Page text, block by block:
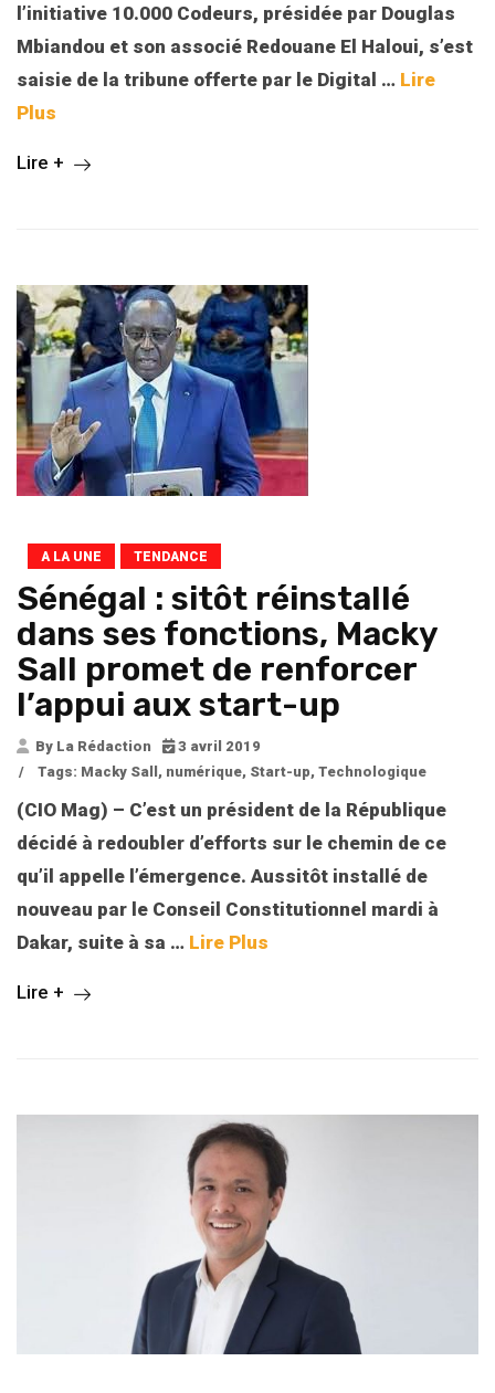
l’initiative 10.000 Codeurs, présidée par Douglas
Mbiandou et son associé Redouane El Haloui, s’est
saisie de la tribune offerte par le Digital … Lire
Plus
Lire +
A LA UNE TENDANCE
Sénégal : sitôt réinstallé
dans ses fonctions, Macky
Sall promet de renforcer
l’appui aux start-up
By La Rédaction
3 avril 2019
/
Tags: Macky Sall, numérique, Start-up, Technologique
(CIO Mag) – C’est un président de la République
décidé à redoubler d’efforts sur le chemin de ce
qu’il appelle l’émergence. Aussitôt installé de
nouveau par le Conseil Constitutionnel mardi à
Dakar, suite à sa … Lire Plus
Lire +